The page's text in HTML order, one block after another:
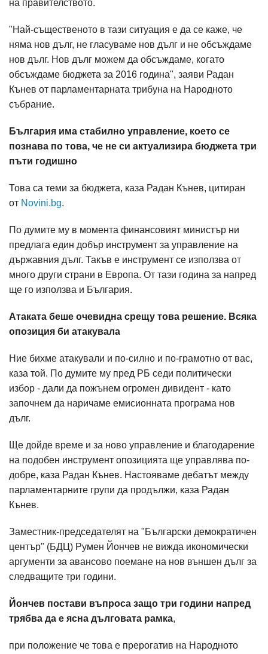
на правителството.
"Най-същественото в тази ситуация е да се каже, че
няма нов дълг, не гласуваме нов дълг и не обсъждаме
нов дълг. Нов дълг можем да обсъждаме, когато
обсъждаме бюджета за 2016 година", заяви Радан
Кънев от парламентарната трибуна на Народното
събрание.
България има стабилно управление, което се
познава по това, че не си актуализира бюджета три
пъти годишно
Това са теми за бюджета, каза Радан Кънев, цитиран
от Novini.bg.
По думите му в момента финансовият министър ни
предлага един добър инструмент за управление на
държавния дълг. Такъв е инструмент се използва от
много други страни в Европа. От тази година за напред
ще го използва и България.
Атаката беше очевидна срещу това решение. Всяка
опозиция би атакувала
Ние бихме атакували и по-силно и по-грамотно от вас,
каза той. По думите му пред РБ седи политически
избор - дали да пожънем огромен дивидент - като
започнем да наричаме емисионната програма нов
дълг.
Ще дойде време и за ново управление и благодарение
на подобен инструмент опозицията ще управлява по-
добре, каза Радан Кънев. Настояваме дебатът между
парламентарните групи да продължи, каза Радан
Кънев.
Заместник-председателят на "Български демократичен
център" (БДЦ) Румен Йончев не вижда икономически
аргументи за авансово поемане на нов външен дълг за
следващите три години.
Йончев постави въпроса защо три години напред
трябва да е ясна дълговата рамка,
при положение че това е прерогатив на Народното